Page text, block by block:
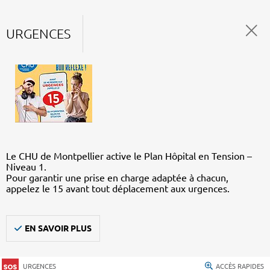
URGENCES
Le CHU de Montpellier active le Plan Hôpital en Tension –
Niveau 1.
Pour garantir une prise en charge adaptée à chacun,
appelez le 15 avant tout déplacement aux urgences.
EN SAVOIR PLUS
URGENCES ACCÈS RAPIDES